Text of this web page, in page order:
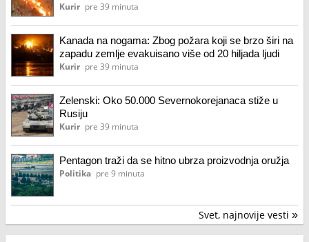
Kurir pre 39 minuta
Kanada na nogama: Zbog požara koji se brzo širi na
zapadu zemlje evakuisano više od 20 hiljada ljudi
Kurir pre 39 minuta
Zelenski: Oko 50.000 Severnokorejanaca stiže u
Rusiju
Kurir pre 39 minuta
Pentagon traži da se hitno ubrza proizvodnja oružja
Politika pre 9 minuta
Svet, najnovije vesti »